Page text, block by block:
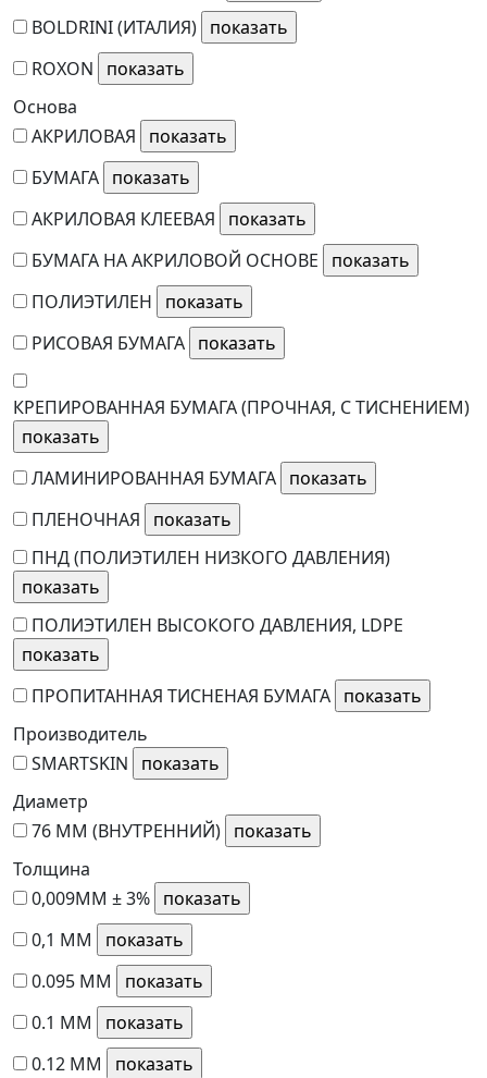
BOLDRINI (ИТАЛИЯ)
ROXON
Основа
АКРИЛОВАЯ
БУМАГА
АКРИЛОВАЯ КЛЕЕВАЯ
БУМАГА НА АКРИЛОВОЙ ОСНОВЕ
ПОЛИЭТИЛЕН
РИСОВАЯ БУМАГА
КРЕПИРОВАННАЯ БУМАГА (ПРОЧНАЯ, С ТИСНЕНИЕМ)
ЛАМИНИРОВАННАЯ БУМАГА
ПЛЕНОЧНАЯ
ПНД (ПОЛИЭТИЛЕН НИЗКОГО ДАВЛЕНИЯ)
ПОЛИЭТИЛЕН ВЫСОКОГО ДАВЛЕНИЯ, LDPE
ПРОПИТАННАЯ ТИСНЕНАЯ БУМАГА
Производитель
SMARTSKIN
Диаметр
76 ММ (ВНУТРЕННИЙ)
Толщина
0,009ММ ± 3%
0,1 ММ
0.095 ММ
0.1 ММ
0.12 ММ